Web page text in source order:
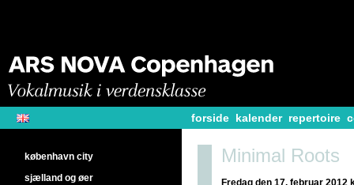
forside kalender repertoire
Minimal Roots
Fredag den 17. februar 2012
københavn city
sjælland og øer